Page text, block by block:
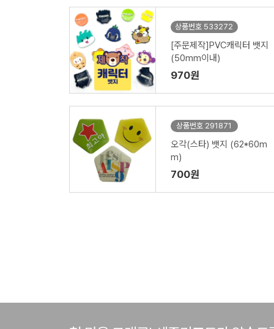
상품번호 533272
[주문제작]PVC캐릭터 뱃지
(50mm이내)
970원
상품번호 291871
오각(스타) 뱃지 (62*60m
m)
700원